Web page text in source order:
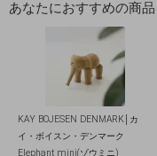
あなたにおすすめの商品
KAY BOJESEN DENMARK│カ
イ・ボイスン・デンマーク
Elephant mini(ゾウミニ)